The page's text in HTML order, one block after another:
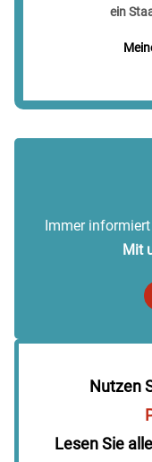
ein
Immer
Mit
Nutzen
Lesen Sie